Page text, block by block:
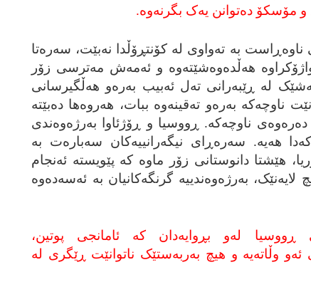
و مۆسکۆ ده‌توانن یه‌ک بگرنه‌وه‌.
به‌ ته‌واوی له‌ کۆنتڕۆڵدا نه‌بێت، سه‌ره‌تا
هه‌ڵده‌وه‌شێته‌وه‌ و ئه‌مه‌ش مه‌ترسی زۆر
له‌ ڕێبه‌رانی ته‌ل ئه‌بیب به‌ره‌و هه‌ڵگیرسانی
ناوچه‌که‌ به‌ره‌و ته‌قینه‌وه‌ ببات، هه‌روه‌ها ده‌بێته‌
ده‌ره‌وه‌ی ناوچه‌که‌. ڕووسیا و ڕۆژئاوا به‌رژه‌وه‌ندی
هه‌یه‌. سه‌ره‌ڕای نیگه‌رانییه‌کان سه‌باره‌ت به‌
هێشتا دانوستانی زۆر ماوه‌ که‌ پێویسته‌ ئه‌نجام
به‌رژه‌وه‌ندییه‌ گرنگه‌کانیان به‌ ئه‌سه‌ده‌وه‌
ڕووسیا له‌و بڕوایه‌دان که‌ ئامانجی پوتین،
ئه‌و وڵاته‌یه‌ و هیچ به‌ربه‌ستێک ناتوانێت ڕێگری له‌